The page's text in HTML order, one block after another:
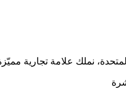
نملك علامة تجارية